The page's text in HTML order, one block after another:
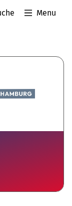
Menu